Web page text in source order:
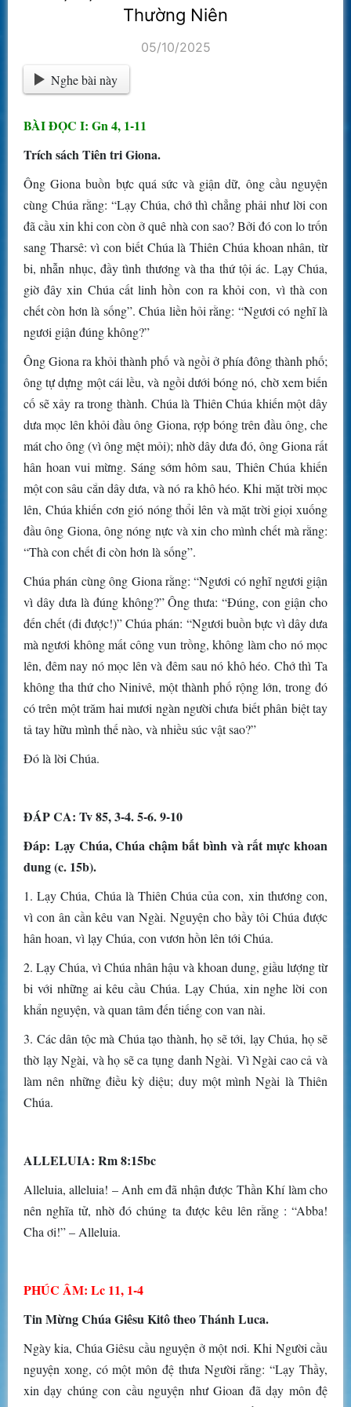
Thường Niên
05/10/2025
Nghe bài này
BÀI ĐỌC I: Gn 4, 1-11
Trích sách Tiên tri Giona.
Ông Giona buồn bực quá sức và giận dữ, ông cầu nguyện
cùng Chúa rằng: “Lạy Chúa, chớ thì chẳng phải như lời con
đã cầu xin khi con còn ở quê nhà con sao? Bởi đó con lo trốn
sang Tharsê: vì con biết Chúa là Thiên Chúa khoan nhân, từ
bi, nhẫn nhục, đầy tình thương và tha thứ tội ác. Lạy Chúa,
giờ đây xin Chúa cất linh hồn con ra khỏi con, vì thà con
chết còn hơn là sống”. Chúa liền hỏi rằng: “Ngươi có nghĩ là
ngươi giận đúng không?”
Ông Giona ra khỏi thành phố và ngồi ở phía đông thành phố;
ông tự dựng một cái lều, và ngồi dưới bóng nó, chờ xem biến
cố sẽ xảy ra trong thành. Chúa là Thiên Chúa khiến một dây
dưa mọc lên khỏi đầu ông Giona, rợp bóng trên đầu ông, che
mát cho ông (vì ông mệt mỏi); nhờ dây dưa đó, ông Giona rất
hân hoan vui mừng. Sáng sớm hôm sau, Thiên Chúa khiến
một con sâu cắn dây dưa, và nó ra khô héo. Khi mặt trời mọc
lên, Chúa khiến cơn gió nóng thổi lên và mặt trời giọi xuống
đầu ông Giona, ông nóng nực và xin cho mình chết mà rằng:
“Thà con chết đi còn hơn là sống”.
Chúa phán cùng ông Giona rằng: “Ngươi có nghĩ ngươi giận
vì dây dưa là đúng không?” Ông thưa: “Ðúng, con giận cho
đến chết (đi được!)” Chúa phán: “Ngươi buồn bực vì dây dưa
mà ngươi không mất công vun trồng, không làm cho nó mọc
lên, đêm nay nó mọc lên và đêm sau nó khô héo. Chớ thì Ta
không tha thứ cho Ninivê, một thành phố rộng lớn, trong đó
có trên một trăm hai mươi ngàn người chưa biết phân biệt tay
tả tay hữu mình thế nào, và nhiều súc vật sao?”
Ðó là lời Chúa.
ÐÁP CA: Tv 85, 3-4. 5-6. 9-10
Ðáp: Lạy Chúa, Chúa chậm bất bình và rất mực khoan
dung (c. 15b).
1. Lạy Chúa, Chúa là Thiên Chúa của con, xin thương con,
vì con ân cần kêu van Ngài. Nguyện cho bầy tôi Chúa được
hân hoan, vì lạy Chúa, con vươn hồn lên tới Chúa.
2. Lạy Chúa, vì Chúa nhân hậu và khoan dung, giầu lượng từ
bi với những ai kêu cầu Chúa. Lạy Chúa, xin nghe lời con
khẩn nguyện, và quan tâm đến tiếng con van nài.
3. Các dân tộc mà Chúa tạo thành, họ sẽ tới, lạy Chúa, họ sẽ
thờ lạy Ngài, và họ sẽ ca tụng danh Ngài. Vì Ngài cao cả và
làm nên những điều kỳ diệu; duy một mình Ngài là Thiên
Chúa.
ALLELUIA: Rm 8:15bc
Alleluia, alleluia! – Anh em đã nhận được Thần Khí làm cho
nên nghĩa tử, nhờ đó chúng ta được kêu lên rằng : “Abba!
Cha ơi!” – Alleluia.
PHÚC ÂM: Lc 11, 1-4
Tin Mừng Chúa Giêsu Kitô theo Thánh Luca.
Ngày kia, Chúa Giêsu cầu nguyện ở một nơi. Khi Người cầu
nguyện xong, có một môn đệ thưa Người rằng: “Lạy Thầy,
xin dạy chúng con cầu nguyện như Gioan đã dạy môn đệ